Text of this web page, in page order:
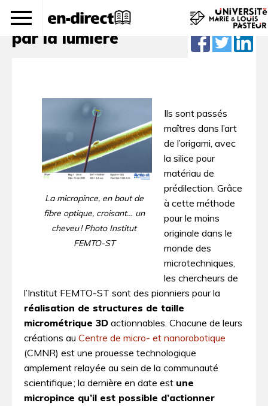
Un microsystème 3D actionné
par la lumière
La micropince, en bout de
fibre optique, croisant… un
cheveu ! Photo Institut
FEMTO-ST
Ils sont passés
maîtres dans l’art
de l’origami, avec
la silice pour
matériau de
prédilection. Grâce
à cette méthode
pour le moins
originale dans le
monde des
microtechniques,
les chercheurs de
l’Institut FEMTO-ST sont des pionniers pour la
réalisation de structures de taille
micrométrique 3­D actionnables. Chacune de leurs
créations au Centre de micro- et nanorobotique
(CMNR) est une prouesse technologique
amplement relayée au sein de la communauté
scientifique ; la dernière en date est une
micropince qu’il est possible d’actionner